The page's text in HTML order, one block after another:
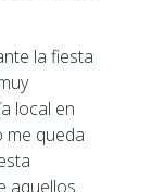
la fiesta
local en
me queda
aquellos